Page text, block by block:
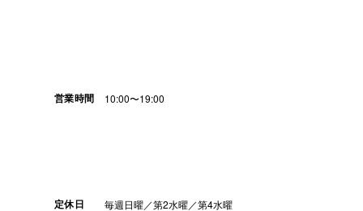
営業時間 10:00〜19:00
定休日 毎週日曜／第2水曜／第4水曜